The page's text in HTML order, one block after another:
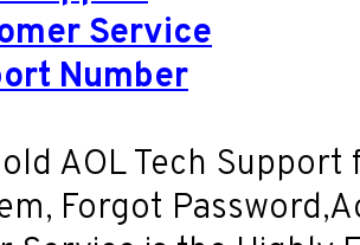
Service
Number
AOL Tech
Forgot